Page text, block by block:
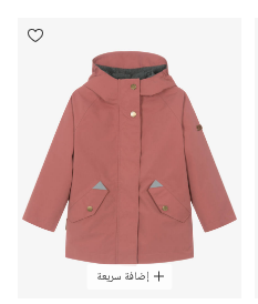
إضافة سريعة